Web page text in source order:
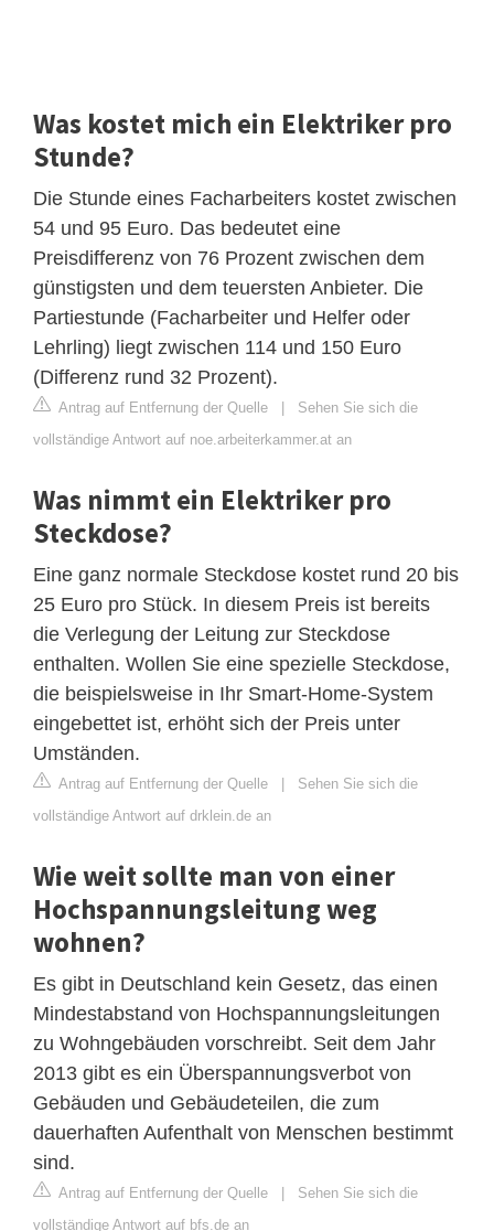
Was kostet mich ein Elektriker pro
Stunde?
Die Stunde eines Facharbeiters kostet zwischen
54 und 95 Euro. Das bedeutet eine
Preisdifferenz von 76 Prozent zwischen dem
günstigsten und dem teuersten Anbieter. Die
Partiestunde (Facharbeiter und Helfer oder
Lehrling) liegt zwischen 114 und 150 Euro
(Differenz rund 32 Prozent).
Antrag auf Entfernung der Quelle | Sehen Sie sich die
vollständige Antwort auf noe.arbeiterkammer.at an
Was nimmt ein Elektriker pro
Steckdose?
Eine ganz normale Steckdose kostet rund 20 bis
25 Euro pro Stück. In diesem Preis ist bereits
die Verlegung der Leitung zur Steckdose
enthalten. Wollen Sie eine spezielle Steckdose,
die beispielsweise in Ihr Smart-Home-System
eingebettet ist, erhöht sich der Preis unter
Umständen.
Antrag auf Entfernung der Quelle | Sehen Sie sich die
vollständige Antwort auf drklein.de an
Wie weit sollte man von einer
Hochspannungsleitung weg
wohnen?
Es gibt in Deutschland kein Gesetz, das einen
Mindestabstand von Hochspannungsleitungen
zu Wohngebäuden vorschreibt. Seit dem Jahr
2013 gibt es ein Überspannungsverbot von
Gebäuden und Gebäudeteilen, die zum
dauerhaften Aufenthalt von Menschen bestimmt
sind.
Antrag auf Entfernung der Quelle | Sehen Sie sich die
vollständige Antwort auf bfs.de an